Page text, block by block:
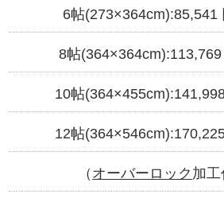
6帖(273×364cm):85,541
8帖(364×364cm):113,769
10帖(364×455cm):
12帖(364×546cm):
（ オーバーロック 加工